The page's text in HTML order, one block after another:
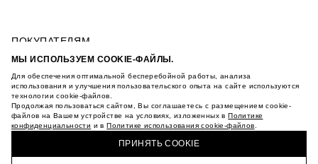
МЫ ИСПОЛЬЗУЕМ COOKIE-ФАЙЛЫ.
Для обеспечения оптимальной бесперебойной работы, анализа
использования и улучшения пользовательского опыта на сайте используются
технологии cookie-файлов.
Продолжая пользоваться сайтом, Вы соглашаетесь с размещением cookie-
файлов на Вашем устройстве на условиях, изложенных вПолитике
конфиденциальности и вПолитике использования cookie-файлов
ПРИНЯТЬ COOKIE
ПОКУПАТЕЛЯМ
УСЛОВИЯ ИСПОЛЬЗОВАНИЯ ПОДАРОЧНЫХ
ПОЛИТИКА КОНФИДЕНЦИАЛЬНОСТИ
ПОЛИТИКА COOKIE
УСЛОВИЯ ПОКУПКИ
О НАС
КУРТКА С ВОРОТНИКОМ-СТОЙКОЙ
КУПИТЬ + ПОЛУЧИТЬ В МАГАЗИНЕ MAAG